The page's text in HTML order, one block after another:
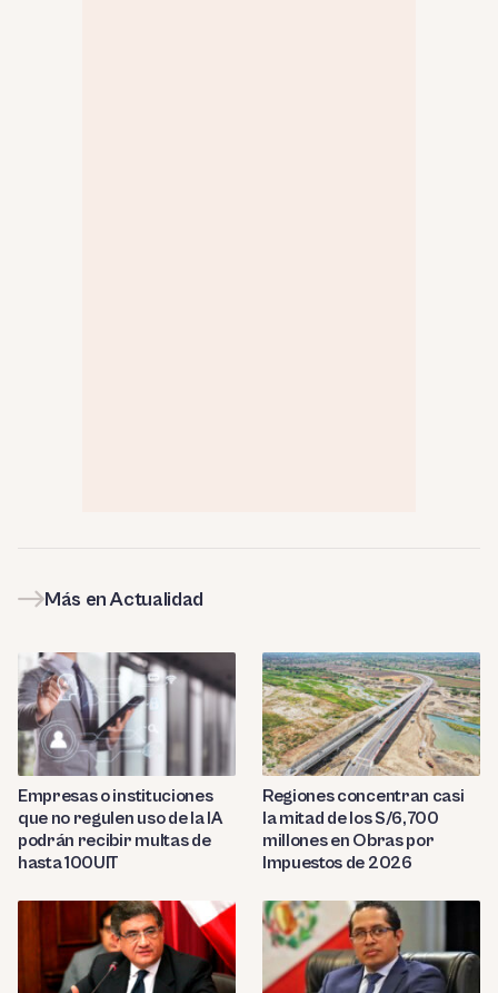
Más en Actualidad
Empresas o instituciones
que no regulen uso de la IA
podrán recibir multas de
hasta 100UIT
Regiones concentran casi
la mitad de los S/6,700
millones en Obras por
Impuestos de 2026